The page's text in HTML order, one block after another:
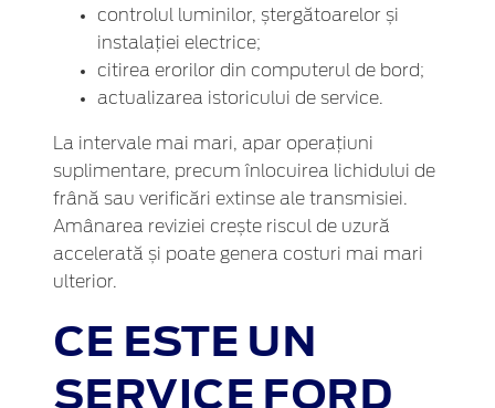
controlul luminilor, ștergătoarelor și
instalației electrice;
citirea erorilor din computerul de bord;
actualizarea istoricului de service.
La intervale mai mari, apar operațiuni
suplimentare, precum înlocuirea lichidului de
frână sau verificări extinse ale transmisiei.
Amânarea reviziei crește riscul de uzură
accelerată și poate genera costuri mai mari
ulterior.
CE ESTE UN
SERVICE FORD